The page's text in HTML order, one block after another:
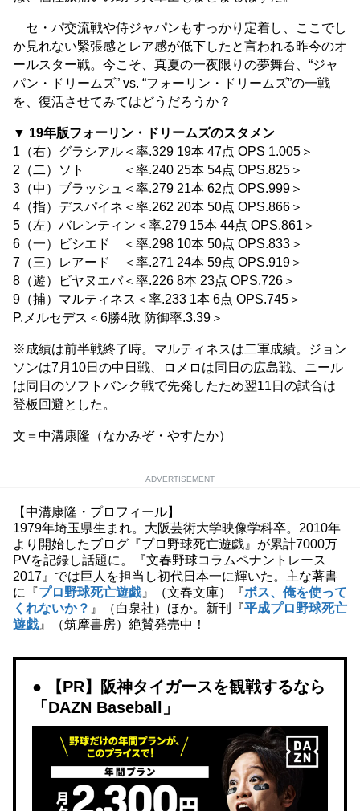
セ・パ交流戦や侍ジャパンもすっかり定着し、ここでし
か見れない緊張感とレア感が低下したと言われる昨今のオ
ールスター戦。今こそ、真夏の一夜限りの夢舞台、“ジャ
パン・ドリームズ” vs. “フォーリン・ドリームズ”の一戦
を、復活させてみてはどうだろうか？
▼ 19年版フォーリン・ドリームズのスタメン
1（右）グラシアル＜率.329 19本 47点 OPS 1.005＞
2（二）ソト ＜率.240 25本 54点 OPS.825＞
3（中）ブラッシュ＜率.279 21本 62点 OPS.999＞
4（指）デスパイネ＜率.262 20本 50点 OPS.866＞
5（左）バレンティン＜率.279 15本 44点 OPS.861＞
6（一）ビシエド ＜率.298 10本 50点 OPS.833＞
7（三）レアード ＜率.271 24本 59点 OPS.919＞
8（遊）ビヤヌエバ＜率.226 8本 23点 OPS.726＞
9（捕）マルティネス＜率.233 1本 6点 OPS.745＞
P.メルセデス＜6勝4敗 防御率.3.39＞
※成績は前半戦終了時。マルティネスは二軍成績。ジョン
ソンは7月10日の中日戦、ロメロは同日の広島戦、ニール
は同日のソフトバンク戦で先発したため翌11日の試合は
登板回避とした。
文＝中溝康隆（なかみぞ・やすたか）
ADVERTISEMENT
【中溝康隆・プロフィール】
1979年埼玉県生まれ。大阪芸術大学映像学科卒。2010年
より開始したブログ『プロ野球死亡遊戯』が累計7000万
PVを記録し話題に。『文春野球コラムペナントレース
2017』では巨人を担当し初代日本一に輝いた。主な著書
に『プロ野球死亡遊戯』（文春文庫）『ボス、俺を使って
くれないか？ 』（白泉社）ほか。新刊『平成プロ野球死亡
遊戯』（筑摩書房）絶賛発売中！
【PR】阪神タイガースを観戦するなら
「DAZN Baseball」